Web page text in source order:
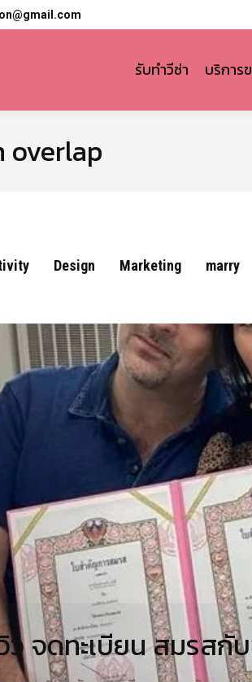
รับทำวีซ่า บริการ
overlap
Design Marketing marry
ว จดทะเบียน สมรสกั